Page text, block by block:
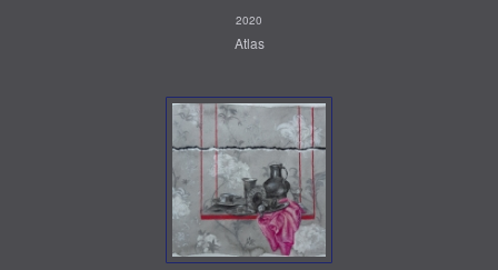
2020
Atlas